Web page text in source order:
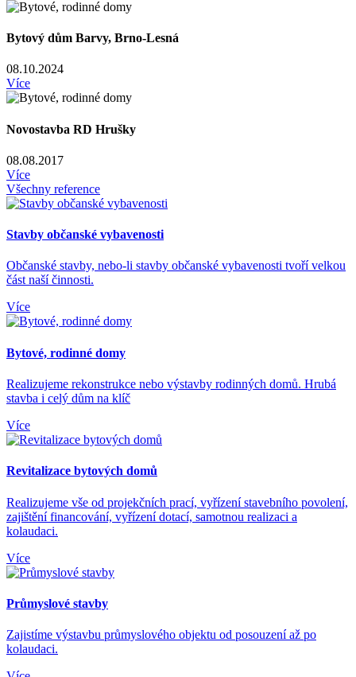
Bytový dům Barvy, Brno-Lesná
08.10.2024
Více
Novostavba RD Hrušky
08.08.2017
Více
Všechny reference
Stavby občanské vybavenosti
Občanské stavby, nebo-li stavby občanské vybavenosti tvoří velkou
část naší činnosti.
Více
Bytové, rodinné domy
Realizujeme rekonstrukce nebo výstavby rodinných domů. Hrubá
stavba i celý dům na klíč
Více
Revitalizace bytových domů
Realizujeme vše od projekčních prací, vyřízení stavebního povolení,
zajištění financování, vyřízení dotací, samotnou realizaci a
kolaudaci.
Více
Průmyslové stavby
Zajistíme výstavbu průmyslového objektu od posouzení až po
kolaudaci.